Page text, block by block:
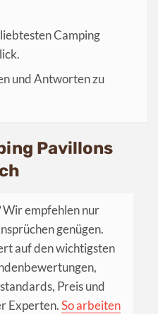
Camping
und Antworten zu
Pavillons
Wir empfehlen nur
genügen.
auf den wichtigsten
Preis und
Experten.So arbeiten